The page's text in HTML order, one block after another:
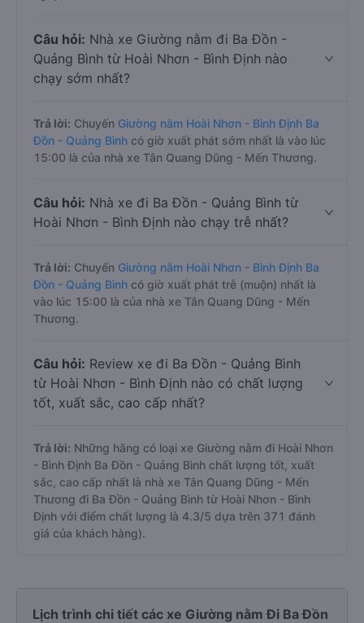
Câu hỏi: Nhà xe Giường nằm đi Ba Đồn -
Quảng Bình từ Hoài Nhơn - Bình Định nào
chạy sớm nhất?
Trả lời: Chuyến Giường nằm Hoài Nhơn - Bình Định Ba
Đồn - Quảng Bình có giờ xuất phát sớm nhất là vào lúc
15:00 là của nhà xe Tân Quang Dũng - Mến Thương.
Câu hỏi: Nhà xe đi Ba Đồn - Quảng Bình từ
Hoài Nhơn - Bình Định nào chạy trễ nhất?
Trả lời: Chuyến Giường nằm Hoài Nhơn - Bình Định Ba
Đồn - Quảng Bình có giờ xuất phát trễ (muộn) nhất là
vào lúc 15:00 là của nhà xe Tân Quang Dũng - Mến
Thương.
Câu hỏi: Review xe đi Ba Đồn - Quảng Bình
từ Hoài Nhơn - Bình Định nào có chất lượng
tốt, xuất sắc, cao cấp nhất?
Trả lời: Những hãng có loại xe Giường nằm đi Hoài Nhơn
- Bình Định Ba Đồn - Quảng Bình chất lượng tốt, xuất
sắc, cao cấp nhất là nhà xe Tân Quang Dũng - Mến
Thương đi Ba Đồn - Quảng Bình từ Hoài Nhơn - Bình
Định với điểm chất lượng là 4.3/5 dựa trên 371 đánh
giá của khách hàng).
Lịch trình chi tiết các xe Giường nằm Đi Ba Đồn